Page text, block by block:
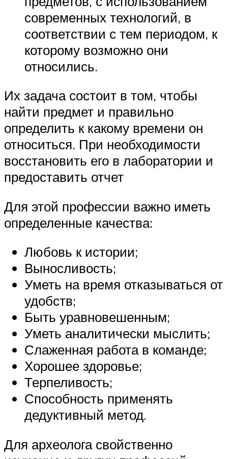
современных технологий, в
соответствии с тем периодом, к
которому возможно они
относились.
Их задача состоит в том, чтобы
найти предмет и правильно
определить к какому времени он
относиться. При необходимости
восстановить его в лаборатории и
предоставить отчет
Для этой профессии важно иметь
определенные качества:
Любовь к истории;
Выносливость;
Уметь на время отказываться от
удобств;
Быть уравновешенным;
Уметь аналитически мыслить;
Слаженная работа в команде;
Хорошее здоровье;
Терпеливость;
Способность применять
дедуктивный метод.
Для археолога свойственно